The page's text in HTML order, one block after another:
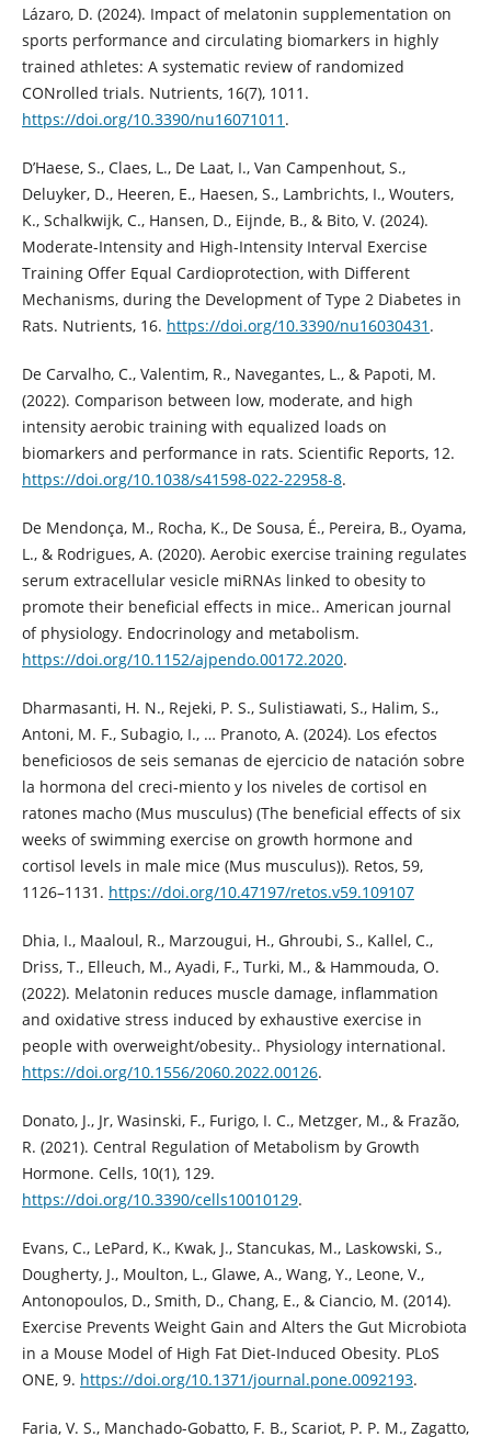
Lázaro, D. (2024). Impact of melatonin supplementation on
sports performance and circulating biomarkers in highly
trained athletes: A systematic review of randomized
CONrolled trials. Nutrients, 16(7), 1011.
https://doi.org/10.3390/nu16071011 .
D’Haese, S., Claes, L., De Laat, I., Van Campenhout, S.,
Deluyker, D., Heeren, E., Haesen, S., Lambrichts, I., Wouters,
K., Schalkwijk, C., Hansen, D., Eijnde, B., & Bito, V. (2024).
Moderate-Intensity and High-Intensity Interval Exercise
Training Offer Equal Cardioprotection, with Different
Mechanisms, during the Development of Type 2 Diabetes in
Rats. Nutrients, 16. https://doi.org/10.3390/nu16030431 .
De Carvalho, C., Valentim, R., Navegantes, L., & Papoti, M.
(2022). Comparison between low, moderate, and high
intensity aerobic training with equalized loads on
biomarkers and performance in rats. Scientific Reports, 12.
https://doi.org/10.1038/s41598-022-22958-8.
De Mendonça, M., Rocha, K., De Sousa, É., Pereira, B., Oyama,
L., & Rodrigues, A. (2020). Aerobic exercise training regulates
serum extracellular vesicle miRNAs linked to obesity to
promote their beneficial effects in mice.. American journal
of physiology. Endocrinology and metabolism.
https://doi.org/10.1152/ajpendo.00172.2020.
Dharmasanti, H. N., Rejeki, P. S., Sulistiawati, S., Halim, S.,
Antoni, M. F., Subagio, I., … Pranoto, A. (2024). Los efectos
beneficiosos de seis semanas de ejercicio de natación sobre
la hormona del creci-miento y los niveles de cortisol en
ratones macho (Mus musculus) (The beneficial effects of six
weeks of swimming exercise on growth hormone and
cortisol levels in male mice (Mus musculus)). Retos, 59,
1126–1131. https://doi.org/10.47197/retos.v59.109107
Dhia, I., Maaloul, R., Marzougui, H., Ghroubi, S., Kallel, C.,
Driss, T., Elleuch, M., Ayadi, F., Turki, M., & Hammouda, O.
(2022). Melatonin reduces muscle damage, inflammation
and oxidative stress induced by exhaustive exercise in
people with overweight/obesity.. Physiology international.
https://doi.org/10.1556/2060.2022.00126.
Donato, J., Jr, Wasinski, F., Furigo, I. C., Metzger, M., & Frazão,
R. (2021). Central Regulation of Metabolism by Growth
Hormone. Cells, 10(1), 129.
https://doi.org/10.3390/cells10010129.
Evans, C., LePard, K., Kwak, J., Stancukas, M., Laskowski, S.,
Dougherty, J., Moulton, L., Glawe, A., Wang, Y., Leone, V.,
Antonopoulos, D., Smith, D., Chang, E., & Ciancio, M. (2014).
Exercise Prevents Weight Gain and Alters the Gut Microbiota
in a Mouse Model of High Fat Diet-Induced Obesity. PLoS
ONE, 9. https://doi.org/10.1371/journal.pone.0092193.
Faria, V. S., Manchado-Gobatto, F. B., Scariot, P. P. M., Zagatto,